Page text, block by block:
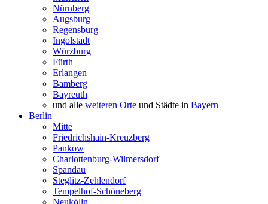
Nürnberg
Augsburg
Regensburg
Ingolstadt
Würzburg
Fürth
Erlangen
Bamberg
Bayreuth
und alle weiteren Orte und Städte in Bayern
Berlin
Mitte
Friedrichshain-Kreuzberg
Pankow
Charlottenburg-Wilmersdorf
Spandau
Steglitz-Zehlendorf
Tempelhof-Schöneberg